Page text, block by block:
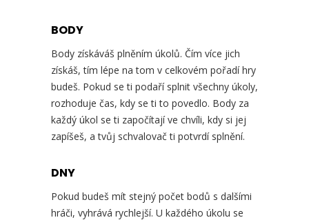
BODY
Body získáváš plněním úkolů. Čím více jich
získáš, tím lépe na tom v celkovém pořadí hry
budeš. Pokud se ti podaří splnit všechny úkoly,
rozhoduje čas, kdy se ti to povedlo. Body za
každý úkol se ti započítají ve chvíli, kdy si jej
zapíšeš, a tvůj schvalovač ti potvrdí splnění.
DNY
Pokud budeš mít stejný počet bodů s dalšími
hráči, vyhrává rychlejší. U každého úkolu se